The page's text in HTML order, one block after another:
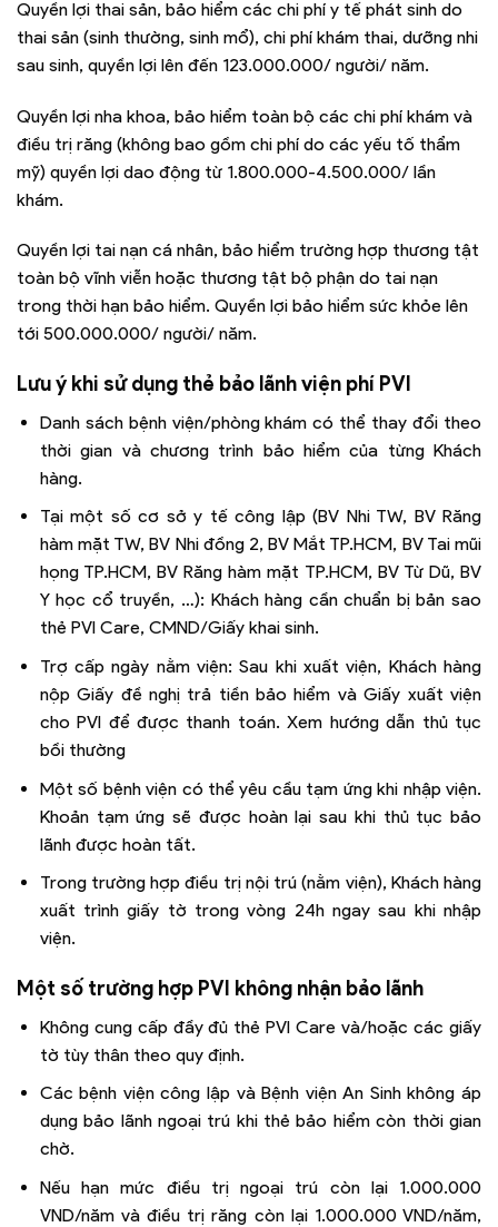
Quyền lợi thai sản, bảo hiểm các chi phí y tế phát sinh do
thai sản (sinh thường, sinh mổ), chi phí khám thai, dưỡng nhi
sau sinh, quyền lợi lên đến 123.000.000/ người/ năm.
Quyền lợi nha khoa, bảo hiểm toàn bộ các chi phí khám và
điều trị răng (không bao gồm chi phí do các yếu tố thẩm
mỹ) quyền lợi dao động từ 1.800.000-4.500.000/ lần
khám.
Quyền lợi tai nạn cá nhân, bảo hiểm trường hợp thương tật
toàn bộ vĩnh viễn hoặc thương tật bộ phận do tai nạn
trong thời hạn bảo hiểm. Quyền lợi bảo hiểm sức khỏe lên
tới 500.000.000/ người/ năm.
Lưu ý khi sử dụng thẻ bảo lãnh viện phí PVI
Danh sách bệnh viện/phòng khám có thể thay đổi theo
thời gian và chương trình bảo hiểm của từng Khách
hàng.
Tại một số cơ sở y tế công lập (BV Nhi TW, BV Răng
hàm mặt TW, BV Nhi đồng 2, BV Mắt TP.HCM, BV Tai mũi
họng TP.HCM, BV Răng hàm mặt TP.HCM, BV Từ Dũ, BV
Y học cổ truyền, …): Khách hàng cần chuẩn bị bản sao
thẻ PVI Care, CMND/Giấy khai sinh.
Trợ cấp ngày nằm viện: Sau khi xuất viện, Khách hàng
nộp Giấy đề nghị trả tiền bảo hiểm và Giấy xuất viện
cho PVI để được thanh toán. Xem hướng dẫn thủ tục
bồi thường
Một số bệnh viện có thể yêu cầu tạm ứng khi nhập viện.
Khoản tạm ứng sẽ được hoàn lại sau khi thủ tục bảo
lãnh được hoàn tất.
Trong trường hợp điều trị nội trú (nằm viện), Khách hàng
xuất trình giấy tờ trong vòng 24h ngay sau khi nhập
viện.
Một số trường hợp PVI không nhận bảo lãnh
Không cung cấp đầy đủ thẻ PVI Care và/hoặc các giấy
tờ tùy thân theo quy định.
Các bệnh viện công lập và Bệnh viện An Sinh không áp
dụng bảo lãnh ngoại trú khi thẻ bảo hiểm còn thời gian
chờ.
Nếu hạn mức điều trị ngoại trú còn lại 1.000.000
VND/năm và điều trị răng còn lại 1.000.000 VND/năm,